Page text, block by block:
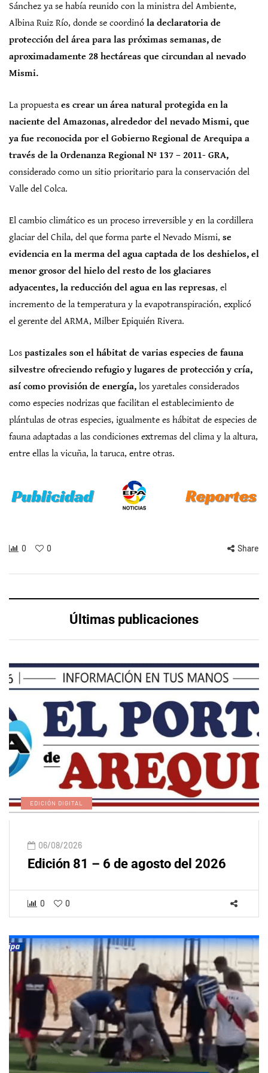
Sánchez ya se había reunido con la ministra del Ambiente,
Albina Ruiz Río, donde se coordinó la declaratoria de
protección del área para las próximas semanas, de
aproximadamente 28 hectáreas que circundan al nevado
Mismi.
La propuesta es crear un área natural protegida en la
naciente del Amazonas, alrededor del nevado Mismi, que
ya fue reconocida por el Gobierno Regional de Arequipa a
través de la Ordenanza Regional Nº 137 – 2011- GRA,
considerado como un sitio prioritario para la conservación del
Valle del Colca.
El cambio climático es un proceso irreversible y en la cordillera
glaciar del Chila, del que forma parte el Nevado Mismi, se
evidencia en la merma del agua captada de los deshielos, el
menor grosor del hielo del resto de los glaciares
adyacentes, la reducción del agua en las represas, el
incremento de la temperatura y la evapotranspiración, explicó
el gerente del ARMA, Milber Epiquién Rivera.
Los pastizales son el hábitat de varias especies de fauna
silvestre ofreciendo refugio y lugares de protección y cría,
así como provisión de energía, los yaretales considerados
como especies nodrizas que facilitan el establecimiento de
plántulas de otras especies, igualmente es hábitat de especies de
fauna adaptadas a las condiciones extremas del clima y la altura,
entre ellas la vicuña, la taruca, entre otras.
0 0 Share
Últimas publicaciones
EDICIÓN DIGITAL
06/08/2026
Edición 81 – 6 de agosto del 2026
0 0